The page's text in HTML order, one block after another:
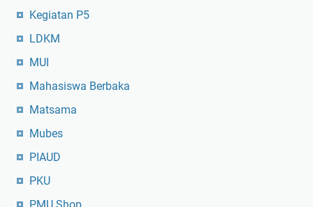
Kegiatan P5
LDKM
MUI
Mahasiswa Berbaka
Matsama
Mubes
PIAUD
PKU